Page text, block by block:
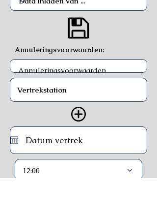
Annuleringsvoorwaarden:
12:00